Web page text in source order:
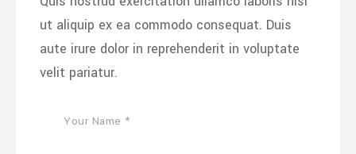
ut aliquip ex ea commodo consequat. Duis
aute irure dolor in reprehenderit in voluptate
velit pariatur.